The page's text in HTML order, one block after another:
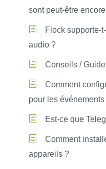
sont peut-être
Flock supporte-
audio ?
Conseils / Guide
Comment
pour les
Est-ce que
Comment
appareils ?